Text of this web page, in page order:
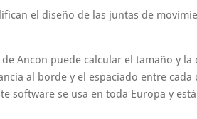
el diseño de las juntas de
Ancon puede calcular el tamaño y la
al borde y el espaciado entre
software se usa en toda Europa y